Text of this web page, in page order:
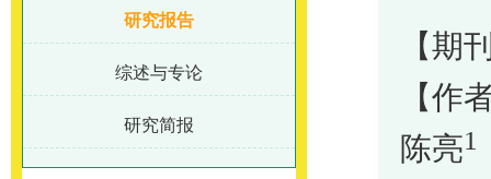
研究报告
综述与专论
研究简报
【期
【作
陈亮1